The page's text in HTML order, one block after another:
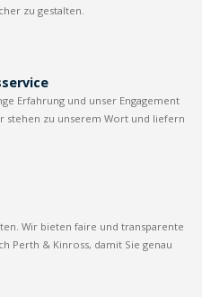
zu gestalten.
Erfahrung und unser Engagement
stehen zu unserem Wort und liefern
Wir bieten faire und transparente
Perth & Kinross, damit Sie genau